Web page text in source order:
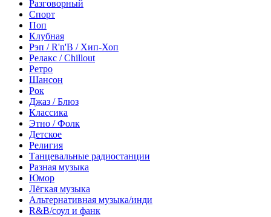
Разговорный
Спорт
Поп
Клубная
Рэп / R'n'B / Хип-Хоп
Релакс / Chillout
Ретро
Шансон
Рок
Джаз / Блюз
Классика
Этно / Фолк
Детское
Религия
Танцевальные радиостанции
Разная музыка
Юмор
Лёгкая музыка
Альтернативная музыка/инди
R&B/cоул и фанк